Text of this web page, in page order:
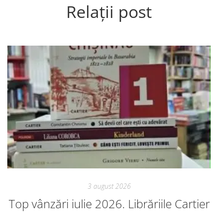
Relații post
3 august 2026
Top vânzări iulie 2026. Librăriile Cartier